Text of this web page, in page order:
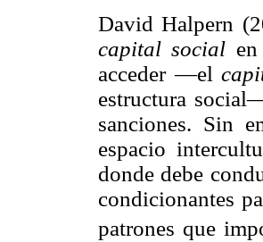
David Halpern
capital social
acceder —el
estructura
sanciones. Sin
espacio
donde debe
condicionantes
patrones que